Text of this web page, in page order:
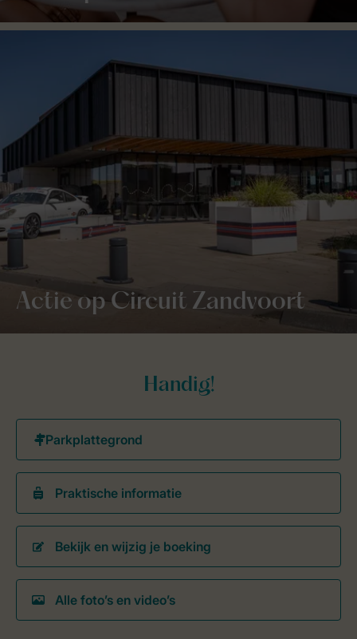
Actie op Circuit Zandvoort
Handig!
Praktische informatie
Bekijk en wijzig je boeking
Alle foto’s en video’s